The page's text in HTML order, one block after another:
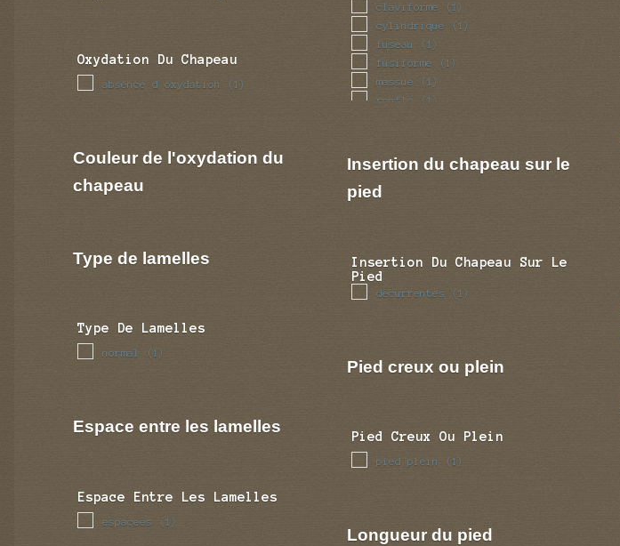
Oxydation Du Chapeau
absence d oxydation (1)
Couleur de l'oxydation du
chapeau
Type de lamelles
Type De Lamelles
normal (1)
Espace entre les lamelles
Espace Entre Les Lamelles
espacees (1)
claviforme (1)
cylindrique (1)
fuseau (1)
fusiforme (1)
massue (1)
renfle (1)
Insertion du chapeau sur le
pied
Insertion Du Chapeau Sur Le
Pied
decurrentes (1)
Pied creux ou plein
Pied Creux Ou Plein
pied plein (1)
Longueur du pied